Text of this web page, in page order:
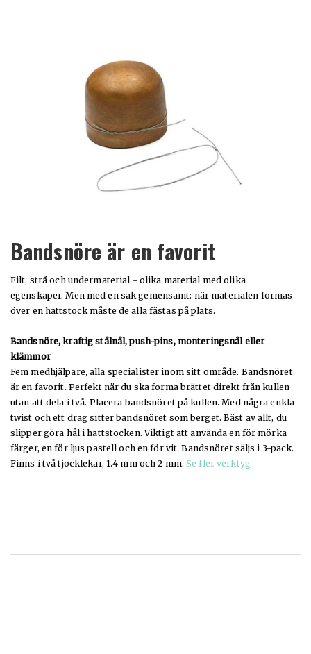
Bandsnöre är en favorit
Filt, strå och undermaterial - olika material med olika
egenskaper. Men med en sak gemensamt: när materialen formas
över en hattstock måste de alla fästas på plats.
Bandsnöre, kraftig stålnål, push-pins, monteringsnål eller
klämmor
Fem medhjälpare, alla specialister inom sitt område. Bandsnöret
är en favorit. Perfekt när du ska forma brättet direkt från kullen
utan att dela i två. Placera bandsnöret på kullen. Med några enkla
twist och ett drag sitter bandsnöret som berget. Bäst av allt, du
slipper göra hål i hattstocken. Viktigt att använda en för mörka
färger, en för ljus pastell och en för vit. Bandsnöret säljs i 3-pack.
Finns i två tjocklekar, 1.4 mm och 2 mm.Se fler verktyg